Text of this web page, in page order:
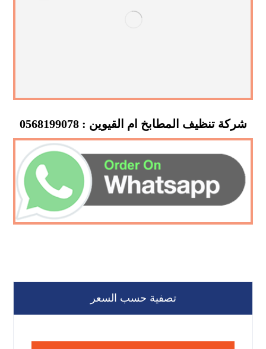
شركة تنظيف المطابخ ام القيوين : 0568199078
تصفية حسب السعر